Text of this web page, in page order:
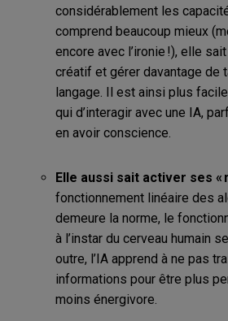
considérablement les
comprend beaucoup mieux
encore avec l’ironie !), elle
créatif et gérer davantage de
langage. Il est ainsi plus facile
qui d’interagir avec une IA,
en avoir conscience.
Elle aussi sait activer ses «
fonctionnement linéaire des
demeure la norme, le
à l’instar du cerveau humain
outre, l’IA apprend à ne pas
informations pour être plus
moins énergivore.